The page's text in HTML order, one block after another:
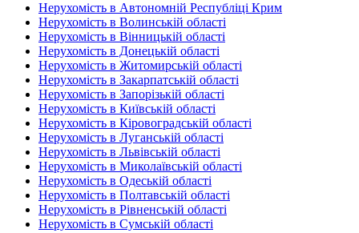
Нерухомість в Автономній Республіці Крим
Нерухомість в Волинській області
Нерухомість в Вінницькій області
Нерухомість в Донецькій області
Нерухомість в Житомирській області
Нерухомість в Закарпатській області
Нерухомість в Запорізькій області
Нерухомість в Київській області
Нерухомість в Кіровоградській області
Нерухомість в Луганській області
Нерухомість в Львівській області
Нерухомість в Миколаївській області
Нерухомість в Одеській області
Нерухомість в Полтавській області
Нерухомість в Рівненській області
Нерухомість в Сумській області